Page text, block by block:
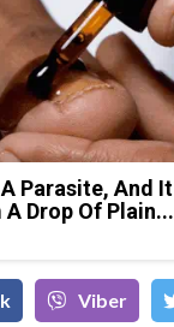
Parasite, And It
A Drop Of Plain...
Viber